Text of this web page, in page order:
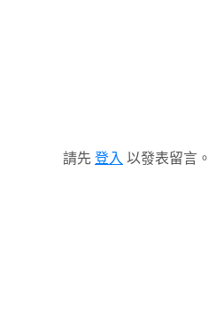
請先 登入 以發表留言。